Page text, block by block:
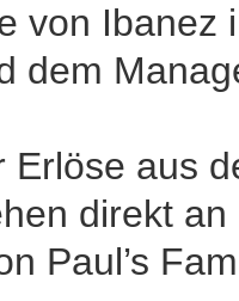
von Ibanez
dem
Erlöse aus
direkt
Paul’s